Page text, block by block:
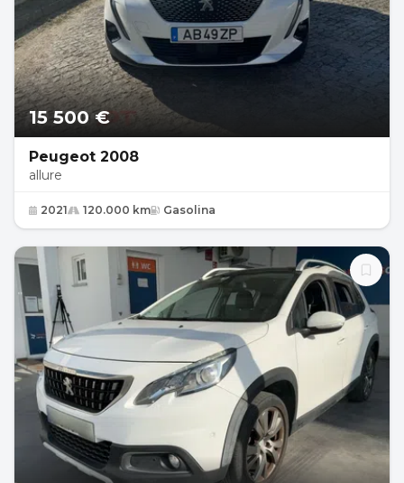
15 500 €
Peugeot 2008
allure
2021 120.000 km Gasolina